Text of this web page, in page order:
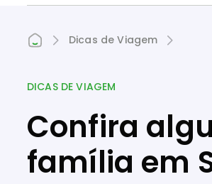
Dicas de Viagem
DICAS DE VIAGEM
Confira
família em